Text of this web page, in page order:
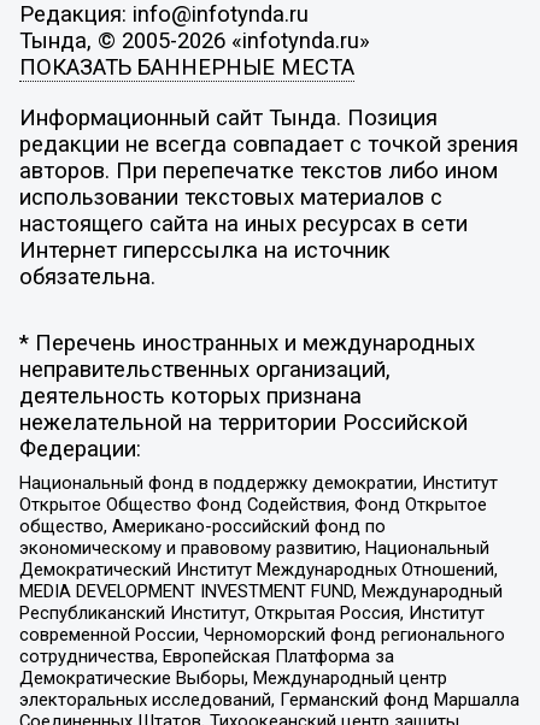
Редакция: info@infotynda.ru
Тында, © 2005-2026 «infotynda.ru»
ПОКАЗАТЬ БАННЕРНЫЕ МЕСТА
Информационный сайт Тында. Позиция
редакции не всегда совпадает с точкой зрения
авторов. При перепечатке текстов либо ином
использовании текстовых материалов с
настоящего сайта на иных ресурсах в сети
Интернет гиперссылка на источник
обязательна.
* Перечень иностранных и международных
неправительственных организаций,
деятельность которых признана
нежелательной на территории Российской
Федерации:
Национальный фонд в поддержку демократии, Институт
Открытое Общество Фонд Содействия, Фонд Открытое
общество, Американо-российский фонд по
экономическому и правовому развитию, Национальный
Демократический Институт Международных Отношений,
MEDIA DEVELOPMENT INVESTMENT FUND, Международный
Республиканский Институт, Открытая Россия, Институт
современной России, Черноморский фонд регионального
сотрудничества, Европейская Платформа за
Демократические Выборы, Международный центр
электоральных исследований, Германский фонд Маршалла